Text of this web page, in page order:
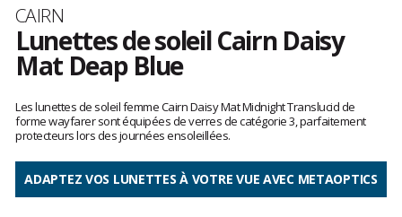
Marque
CAIRN
Lunettes de soleil Cairn Daisy
Mat Deap Blue
avis
clients
Les lunettes de soleil femme Cairn Daisy Mat Midnight Translucid de
forme wayfarer sont équipées de verres de catégorie 3, parfaitement
protecteurs lors des journées ensoleillées.
ADAPTEZ VOS LUNETTES À VOTRE VUE AVEC METAOPTICS